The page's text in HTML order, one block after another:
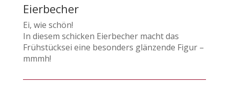
Eierbecher
Ei, wie schön!
In diesem schicken Eierbecher macht das
Frühstücksei eine besonders glänzende Figur –
mmmh!